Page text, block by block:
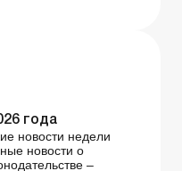
года
новости недели
новости о
–